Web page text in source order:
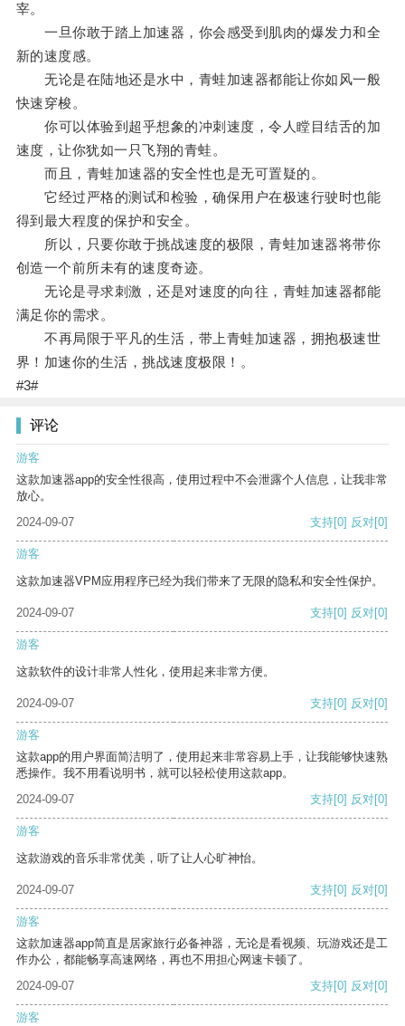
宰。
一旦你敢于踏上加速器，你会感受到肌肉的爆发力和全
新的速度感。
无论是在陆地还是水中，青蛙加速器都能让你如风一般
快速穿梭。
你可以体验到超乎想象的冲刺速度，令人瞠目结舌的加
速度，让你犹如一只飞翔的青蛙。
而且，青蛙加速器的安全性也是无可置疑的。
它经过严格的测试和检验，确保用户在极速行驶时也能
得到最大程度的保护和安全。
所以，只要你敢于挑战速度的极限，青蛙加速器将带你
创造一个前所未有的速度奇迹。
无论是寻求刺激，还是对速度的向往，青蛙加速器都能
满足你的需求。
不再局限于平凡的生活，带上青蛙加速器，拥抱极速世
界！加速你的生活，挑战速度极限！。
#3#
评论
游客
这款加速器app的安全性很高，使用过程中不会泄露个人信息，让我非常
放心。
2024-09-07
支持[0] 反对[0]
游客
这款加速器VPM应用程序已经为我们带来了无限的隐私和安全性保护。
2024-09-07 支持[0] 反对[0]
游客
这款软件的设计非常人性化，使用起来非常方便。
2024-09-07 支持[0] 反对[0]
游客
这款app的用户界面简洁明了，使用起来非常容易上手，让我能够快速熟
悉操作。我不用看说明书，就可以轻松使用这款app。
2024-09-07
支持[0] 反对[0]
游客
这款游戏的音乐非常优美，听了让人心旷神怡。
2024-09-07 支持[0] 反对[0]
游客
这款加速器app简直是居家旅行必备神器，无论是看视频、玩游戏还是工
作办公，都能畅享高速网络，再也不用担心网速卡顿了。
2024-09-07
支持[0] 反对[0]
游客